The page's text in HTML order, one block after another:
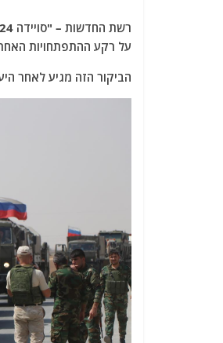
p
p
m
על רקע ההתפתחויות
הביקור הזה מגיע לאחר